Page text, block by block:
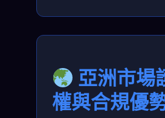
亞洲市場
權與合規優